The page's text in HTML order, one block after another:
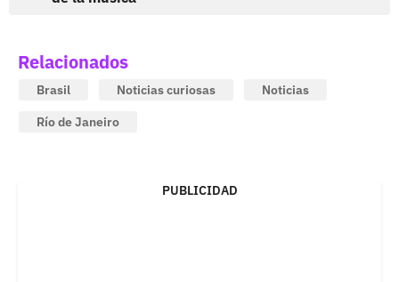
Relacionados
Brasil Noticias curiosas
Noticias
Río de Janeiro
PUBLICIDAD